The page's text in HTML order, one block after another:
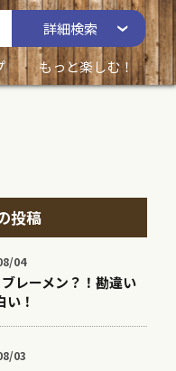
詳細検索
もっと楽しむ！
投稿
04
レーメン？！勘違い
い！
03